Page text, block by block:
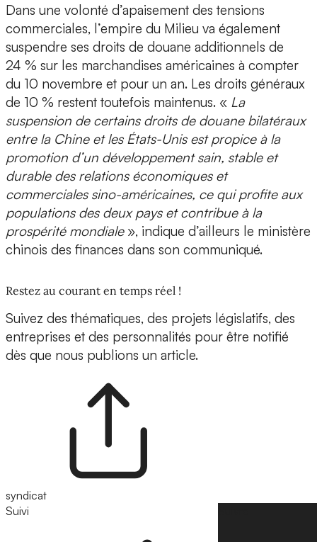
Dans une volonté d’apaisement des tensions
commerciales, l’empire du Milieu va également
suspendre ses droits de douane additionnels de
24 % sur les marchandises américaines à compter
du 10 novembre et pour un an. Les droits généraux
de 10 % restent toutefois maintenus. « La
suspension de certains droits de douane bilatéraux
entre la Chine et les États-Unis est propice à la
promotion d’un développement sain, stable et
durable des relations économiques et
commerciales sino-américaines, ce qui profite aux
populations des deux pays et contribue à la
prospérité mondiale», indique d’ailleurs le ministère
chinois des finances dans son communiqué.
Restez au courant en temps réel !
Suivez des thématiques, des projets législatifs, des
entreprises et des personnalités pour être notifié
dès que nous publions un article.
syndicat
Suivi